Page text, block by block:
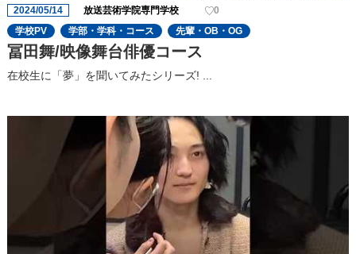
2024/05/14 放送芸術学院専門学校
0
学校PV
学部・学科・コース 先輩・OB・OG
冨田舞/映像舞台俳優コース
在校生に「夢」を聞いてみたシリーズ! ...